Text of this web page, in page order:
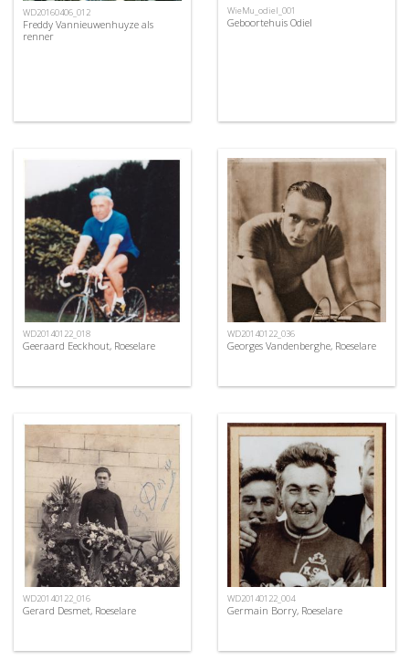
WD20160406_012
Freddy Vannieuwenhuyze als
renner
WieMu_odiel_001
Geboortehuis Odiel
WD20140122_018
Geeraard Eeckhout, Roeselare
WD20140122_036
Georges Vandenberghe, Roeselare
WD20140122_016
Gerard Desmet, Roeselare
WD20140122_004
Germain Borry, Roeselare